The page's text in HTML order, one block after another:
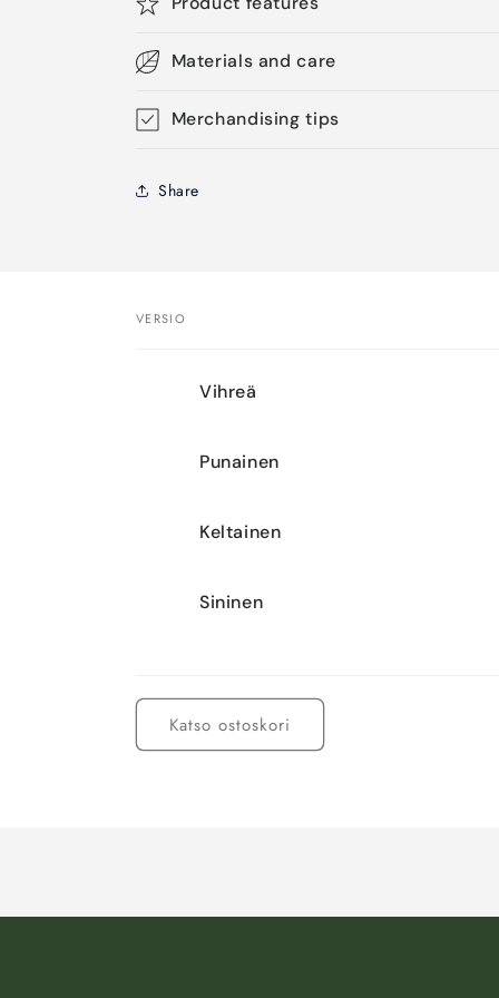
Materials and care
Merchandising tips
Share
VERSIO
Vihreä
Punainen
Keltainen
Sininen
Katso ostoskori